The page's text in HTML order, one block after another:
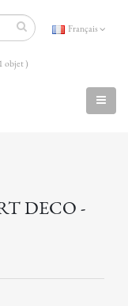
Français
objet )
DECO -